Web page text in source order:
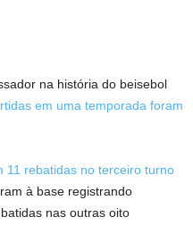
na história do beisebol
em uma temporada foram
11 rebatidas no terceiro turno
à base registrando
nas outras oito